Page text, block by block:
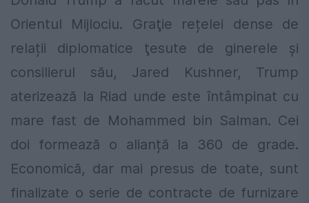
Orientul Mijlociu. Graţie rețelei dense de
relații diplomatice ţesute de ginerele și
consilierul său, Jared Kushner, Trump
aterizează la Riad unde este întâmpinat cu
mare fast de Mohammed bin Salman. Cei
doi formează o alianță la 360 ​​de grade.
Economică, dar mai presus de toate, sunt
finalizate o serie de contracte de furnizare